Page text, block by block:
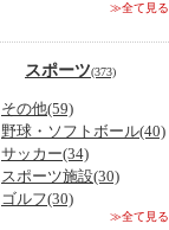
≫全て見る
スポーツ(373)
その他(59)
野球・ソフトボール(40)
サッカー(34)
スポーツ施設(30)
ゴルフ(30)
≫全て見る